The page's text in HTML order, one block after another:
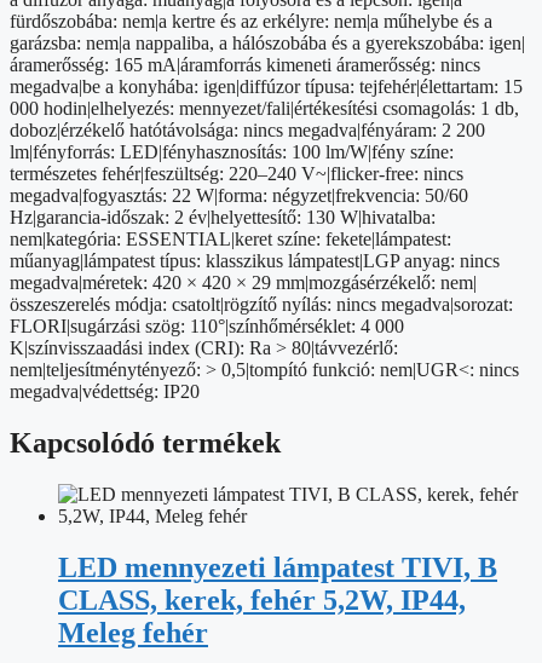
fürdőszobába: nem|a kertre és az erkélyre: nem|a műhelybe és a
garázsba: nem|a nappaliba, a hálószobába és a gyerekszobába: igen|
áramerősség: 165 mA|áramforrás kimeneti áramerősség: nincs
megadva|be a konyhába: igen|diffúzor típusa: tejfehér|élettartam: 15
000 hodin|elhelyezés: mennyezet/fali|értékesítési csomagolás: 1 db,
doboz|érzékelő hatótávolsága: nincs megadva|fényáram: 2 200
lm|fényforrás: LED|fényhasznosítás: 100 lm/W|fény színe:
természetes fehér|feszültség: 220–240 V~|flicker-free: nincs
megadva|fogyasztás: 22 W|forma: négyzet|frekvencia: 50/60
Hz|garancia-időszak: 2 év|helyettesítő: 130 W|hivatalba:
nem|kategória: ESSENTIAL|keret színe: fekete|lámpatest:
műanyag|lámpatest típus: klasszikus lámpatest|LGP anyag: nincs
megadva|méretek: 420 × 420 × 29 mm|mozgásérzékelő: nem|
összeszerelés módja: csatolt|rögzítő nyílás: nincs megadva|sorozat:
FLORI|sugárzási szög: 110°|színhőmérséklet: 4 000
K|színvisszaadási index (CRI): Ra > 80|távvezérlő:
nem|teljesítménytényező: > 0,5|tompító funkció: nem|UGR<: nincs
megadva|védettség: IP20
Kapcsolódó termékek
LED mennyezeti lámpatest TIVI, B
CLASS, kerek, fehér 5,2W, IP44,
Meleg fehér